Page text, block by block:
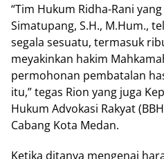
“Tim Hukum Ridha-Rani
Simatupang, S.H., M.Hum.,
segala sesuatu, termasuk
meyakinkan hakim
permohonan pembatalan
itu,” tegas Rion yang juga
Hukum Advokasi Rakyat
Cabang Kota Medan.
Ketika ditanya mengenai